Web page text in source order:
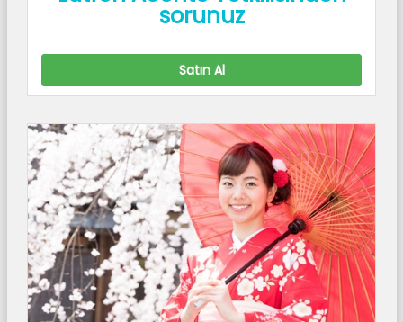
sorunuz
Satın Al